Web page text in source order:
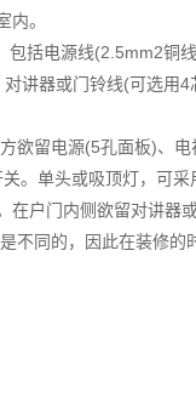
内。
括电源线(2.5mm2铜
讲器或门铃线(可选用
欲留电源(5孔面板)、
。单头或吸顶灯，可
户门内侧欲留对讲器
不同的，因此在装修的